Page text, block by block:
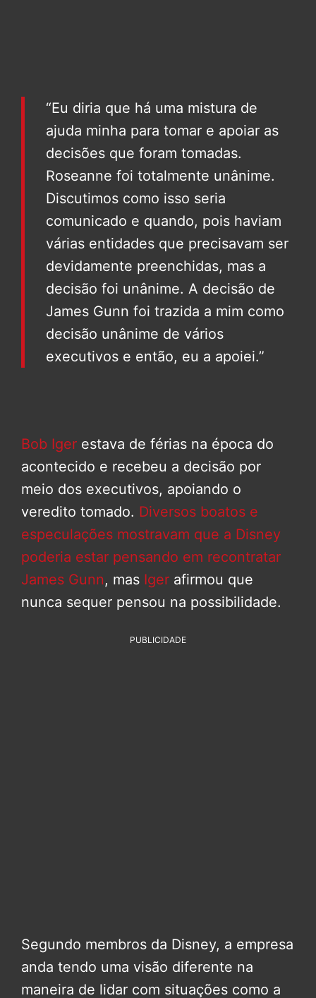
“Eu diria que há uma mistura de
ajuda minha para tomar e apoiar as
decisões que foram tomadas.
Roseanne foi totalmente unânime.
Discutimos como isso seria
comunicado e quando, pois haviam
várias entidades que precisavam ser
devidamente preenchidas, mas a
decisão foi unânime. A decisão de
James Gunn foi trazida a mim como
decisão unânime de vários
executivos e então, eu a apoiei.”
Bob Iger estava de férias na época do
acontecido e recebeu a decisão por
meio dos executivos, apoiando o
veredito tomado. Diversos boatos e
especulações mostravam que a Disney
poderia estar pensando em recontratar
James Gunn, mas Iger afirmou que
nunca sequer pensou na possibilidade.
PUBLICIDADE
Segundo membros da Disney, a empresa
anda tendo uma visão diferente na
maneira de lidar com situações como a